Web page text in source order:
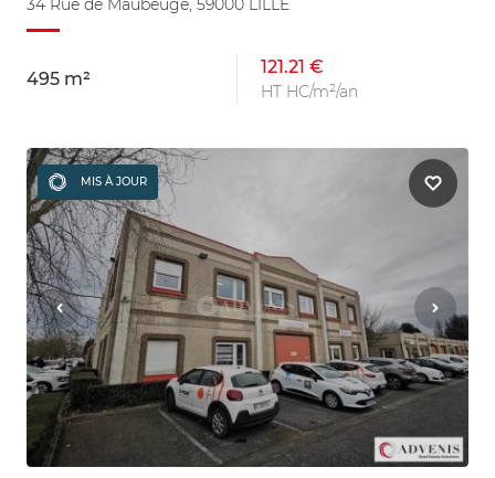
34 Rue de Maubeuge, 59000 LILLE
495 m²
121.21 €
HT HC/m²/an
MIS À JOUR